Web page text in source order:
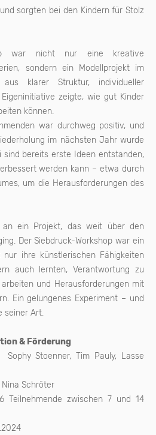
sorgten bei den Kindern für Stolz
war nicht nur eine kreative
sondern ein Modellprojekt im
klarer Struktur, individueller
zeigte, wie gut Kinder
können.
war durchweg positiv, und
im nächsten Jahr wurde
sind bereits erste Ideen entstanden,
werden kann – etwa durch
um die Herausforderungen des
an ein Projekt, das weit über den
Der Siebdruck-Workshop war ein
ihre künstlerischen Fähigkeiten
auch lernten, Verantwortung zu
und Herausforderungen mit
Ein gelungenes Experiment – und
seiner Art.
& Förderung
Sophy Stoenner, Tim Pauly, Lasse
Schröter
Teilnehmende zwischen 7 und 14